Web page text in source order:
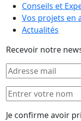
Conseils et
Vos projets en
Actualités
Recevoir notre
Je confirme avoir